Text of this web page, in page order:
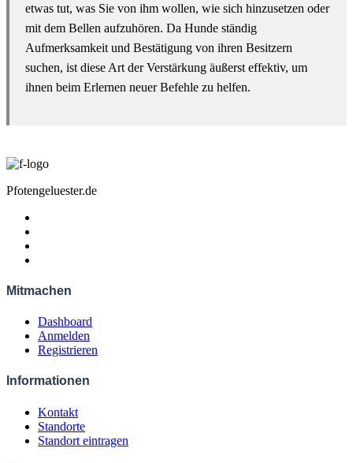
etwas tut, was Sie von ihm wollen, wie sich hinzusetzen oder
mit dem Bellen aufzuhören. Da Hunde ständig
Aufmerksamkeit und Bestätigung von ihren Besitzern
suchen, ist diese Art der Verstärkung äußerst effektiv, um
ihnen beim Erlernen neuer Befehle zu helfen.
Pfotengeluester.de
Mitmachen
Dashboard
Anmelden
Registrieren
Informationen
Kontakt
Standorte
Standort eintragen